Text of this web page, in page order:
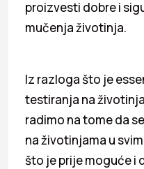
proizvesti dobre i
mučenja životinja.
Iz razloga što je
testiranja na
radimo na tome da
na životinjama u
što je prije moguće i